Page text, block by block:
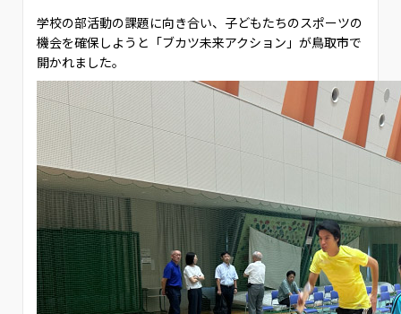
学校の部活動の課題に向き合い、子どもたちのスポーツの
機会を確保しようと「ブカツ未来アクション」が鳥取市で
開かれました。